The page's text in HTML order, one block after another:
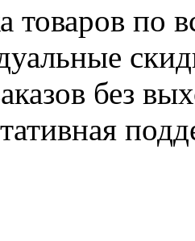
товаров по
без